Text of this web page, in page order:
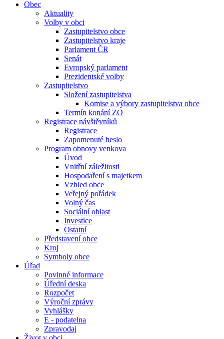
Obec
Aktuality
Volby v obci
Zastupitelstvo obce
Zastupitelstvo kraje
Parlament ČR
Senát
Evropský parlament
Prezidentské volby
Zastupitelstvo
Složení zastupitelstva
Komise a výbory zastupitelstva obce
Termín konání ZO
Registrace návštěvníků
Registrace
Zapomenuté heslo
Program obnovy venkova
Úvod
Vnitřní záležitosti
Hospodaření s majetkem
Vzhled obce
Veřejný pořádek
Volný čas
Sociální oblast
Investice
Ostatní
Představení obce
Kroj
Symboly obce
Úřad
Povinné informace
Úřední deska
Rozpočet
Výroční zprávy
Vyhlášky
E - podatelna
Zpravodaj